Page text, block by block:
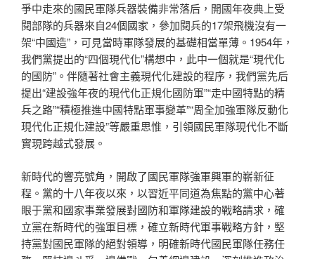
爭中走來的國民軍隊兵器裝備非常落后，開國年夜典上受
閱部隊的兵器來自24個國家，參加閱兵的17架飛機沒有一
架“中國造”，可見當時軍隊發展的基礎相當單薄。1954年，
我們黨提出的“四個現代化”構想中，此中一個就是“現代化
的國防”。伴隨著社會主義現代化建設的程序，我們黨先后
提出“建設強年夜的現代化正規化國防軍”“走中國特點的精
兵之路”“積極推進中國特點軍事變革”“周全加強軍隊反動化
現代化正規化建設”等嚴重思惟，引領國民軍隊現代化不斷
實現跨越式發展。
新時代的響亮號角，開啟了國民軍隊強軍興軍的嶄新征
程。黨的十八年夜以來，以習近平同道為焦點的黨中心著
眼于黨和國家事業發展對國防和軍隊建設的戰略請求，確
立黨在新時代的強軍目標，確立新時代軍事戰略方針，堅
持黨對國民軍隊的絕對領導，明確新時代國民軍隊任務任